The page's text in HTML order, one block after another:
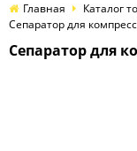
Главная Каталог
Сепаратор для
Сепаратор для